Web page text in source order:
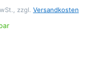
zzgl. Versandkosten